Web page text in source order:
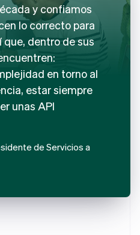
y confiamos
lo correcto para
que, dentro de sus
en torno al
estar siempre
unas API
de Servicios a